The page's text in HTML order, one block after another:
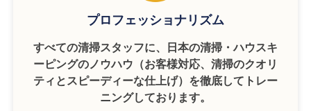
プロフェッショナリズム
すべての清掃スタッフに、日本の清掃・ハウスキ
ーピングのノウハウ（お客様対応、清掃のクオリ
ティとスピーディーな仕上げ）を徹底してトレー
ニングしております。